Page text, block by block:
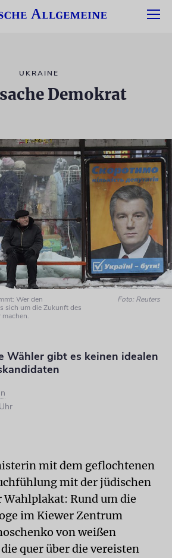
UKRAINE
Demokrat
Wer den
sich um die Zukunft des
machen.
Foto: Reuters
Wähler gibt es keinen idealen
mit dem geflochtenen
mit der jüdischen
Wahlplakat: Rund um die
im Kiewer Zentrum
von weißen
quer über die vereisten